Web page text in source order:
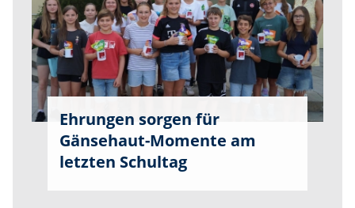
Ehrungen sorgen für
Gänsehaut-Momente am
letzten Schultag